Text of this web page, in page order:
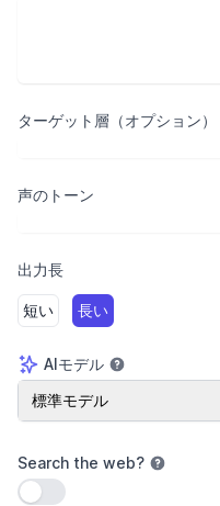
ターゲット層（オプション）
声のトーン
出力長
短い 長い
AIモデル
AIモデル
標準モデル
Search the web?
設定を使用